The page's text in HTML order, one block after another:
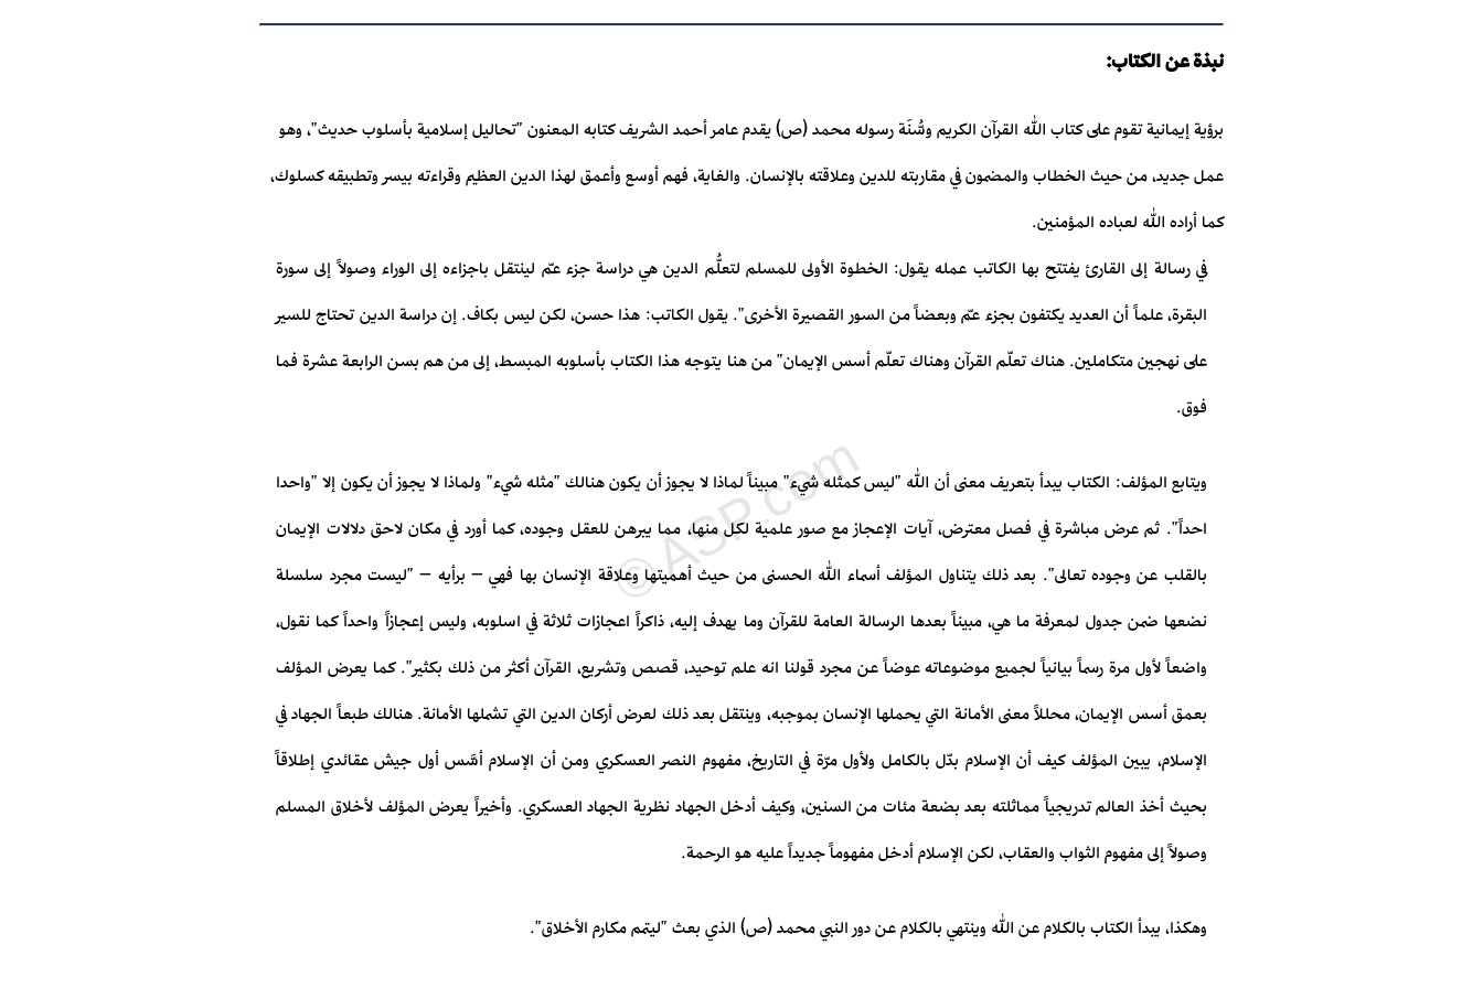
نبذة عن الكتاب:
برؤية إيمانية تقوم على كتاب الله القرآن الكريم وسُّنَة رسوله محمد (ص) يقدم عامر أحمد الشريف كتابه المعنون "تحاليل إسلامية بأسلوب حديث"، وهو
عمل جديد، من حيث الخطاب والمضمون في مقاربته للدين وعلاقته بالإنسان. والغاية، فهم أوسع وأعمق لهذا الدين العظيم وقراءته بيسر وتطبيقه كسلوك،
كما أراده الله لعباده المؤمنين.
في رسالة إلى القارئ يفتتح بها الكاتب عمله يقول: الخطوة الأولى للمسلم لتعلُّم الدين هي دراسة جزء عمّ لينتقل باجزاءه إلى الوراء وصولاً إلى سورة
البقرة، علماً أن العديد يكتفون بجزء عمّ وبعضاً من السور القصيرة الأخرى". يقول الكاتب: هذا حسن، لكن ليس بكاف. إن دراسة الدين تحتاج للسير
على نهجين متكاملين. هناك تعلّم القرآن وهناك تعلّم أسس الإيمان" من هنا يتوجه هذا الكتاب بأسلوبه المبسط، إلى من هم بسن الرابعة عشرة فما
فوق.
ويتابع المؤلف: الكتاب يبدأ بتعريف معنى أن الله "ليس كمثله شيء" مبيناً لماذا لا يجوز أن يكون هنالك "مثله شيء" ولماذا لا يجوز أن يكون إلا "واحدا
احداً". ثم عرض مباشرة في فصل معترض، آيات الإعجاز مع صور علمية لكل منها، مما يبرهن للعقل وجوده، كما أورد في مكان لاحق دلالات الإيمان
بالقلب عن وجوده تعالى". بعد ذلك يتناول المؤلف أسماء الله الحسنى من حيث أهميتها وعلاقة الإنسان بها فهي – برأيه – "ليست مجرد سلسلة
نضعها ضمن جدول لمعرفة ما هي، مبيناً بعدها الرسالة العامة للقرآن وما يهدف إليه، ذاكراً اعجازات ثلاثة في اسلوبه، وليس إعجازاً واحداً كما نقول،
واضعاً لأول مرة رسماً بيانياً لجميع موضوعاته عوضاً عن مجرد قولنا انه علم توحيد، قصص وتشريع، القرآن أكثر من ذلك بكثير". كما يعرض المؤلف
بعمق أسس الإيمان، محللاً معنى الأمانة التي يحملها الإنسان بموجبه، وينتقل بعد ذلك لعرض أركان الدين التي تشملها الأمانة. هنالك طبعاً الجهاد في
الإسلام، يبين المؤلف كيف أن الإسلام بدّل بالكامل ولأول مرّة في التاريخ، مفهوم النصر العسكري ومن أن الإسلام أسَّس أول جيش عقائدي إطلاقاً
بحيث أخذ العالم تدريجياً مماثلته بعد بضعة مئات من السنين، وكيف أدخل الجهاد نظرية الجهاد العسكري. وأخيراً يعرض المؤلف لأخلاق المسلم
وصولاً إلى مفهوم الثواب والعقاب، لكن الإسلام أدخل مفهوماً جديداً عليه هو الرحمة.
وهكذا، يبدأ الكتاب بالكلام عن الله وينتهي بالكلام عن دور النبي محمد (ص) الذي بعث "ليتمم مكارم الأخلاق".